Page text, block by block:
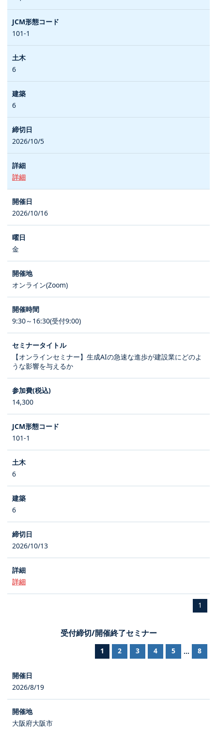
101-1
6
6
2026/10/5
詳細
2026/10/16
金
オンライン(Zoom)
9:30～16:30(受付9:00)
【オンラインセミナー】生成AIの急速な進歩が建設業にどのよ
うな影響を与えるか
14,300
101-1
6
6
2026/10/13
詳細
1
受付締切/開催終了セミナー
1 2 3 4 5 ... 8
2026/8/19
大阪府大阪市